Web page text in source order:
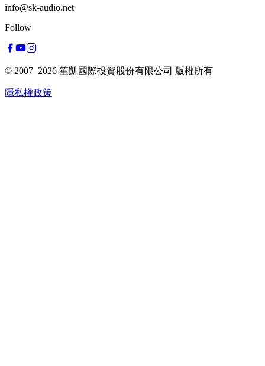
info@sk-audio.net
Follow
© 2007–2026 笙凱國際投資股份有限公司 版權所有
隱私權政策